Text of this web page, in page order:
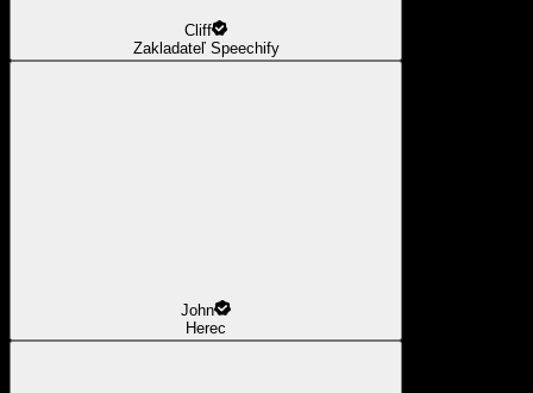
Cliff
Zakladateľ Speechify
John
Herec